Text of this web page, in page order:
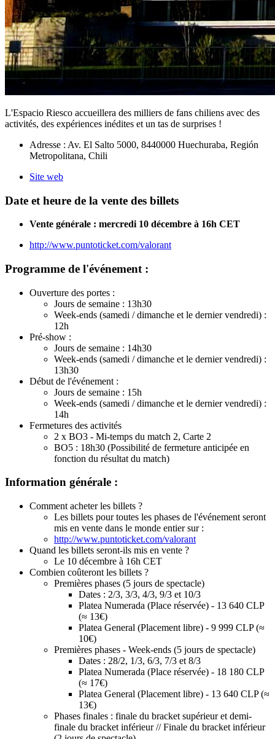
L'Espacio Riesco accueillera des milliers de fans chiliens avec des
activités, des expériences inédites et un tas de surprises !
Adresse : Av. El Salto 5000, 8440000 Huechuraba, Región
Metropolitana, Chili
Site web
Date et heure de la vente des billets
Vente générale : mercredi 10 décembre à 16h CET
http://www.puntoticket.com/valorant
Programme de l'événement :
Ouverture des portes :
Jours de semaine : 13h30
Week-ends (samedi / dimanche et le dernier vendredi) :
12h
Pré-show :
Jours de semaine : 14h30
Week-ends (samedi / dimanche et le dernier vendredi) :
13h30
Début de l'événement :
Jours de semaine : 15h
Week-ends (samedi / dimanche et le dernier vendredi) :
14h
Fermetures des activités
2 x BO3 - Mi-temps du match 2, Carte 2
BO5 : 18h30 (Possibilité de fermeture anticipée en
fonction du résultat du match)
Information générale :
Comment acheter les billets ?
Les billets pour toutes les phases de l'événement seront
mis en vente dans le monde entier sur :
http://www.puntoticket.com/valorant
Quand les billets seront-ils mis en vente ?
Le 10 décembre à 16h CET
Combien coûteront les billets ?
Premières phases (5 jours de spectacle)
Dates : 2/3, 3/3, 4/3, 9/3 et 10/3
Platea Numerada (Place réservée) - 13 640 CLP
(≈ 13€)
Platea General (Placement libre) - 9 999 CLP (≈
10€)
Premières phases - Week-ends (5 jours de spectacle)
Dates : 28/2, 1/3, 6/3, 7/3 et 8/3
Platea Numerada (Place réservée) - 18 180 CLP
(≈ 17€)
Platea General (Placement libre) - 13 640 CLP (≈
13€)
Phases finales : finale du bracket supérieur et demi-
finale du bracket inférieur // Finale du bracket inférieur